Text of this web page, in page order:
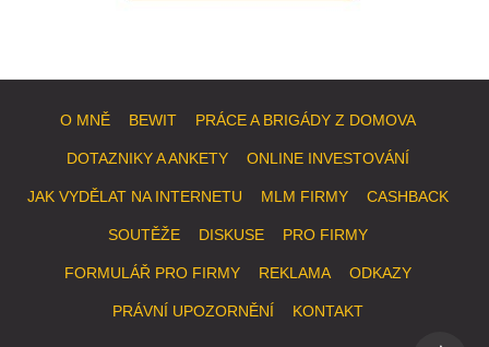
O MNĚ BEWIT PRÁCE A BRIGÁDY Z DOMOVA
DOTAZNIKY A ANKETY ONLINE INVESTOVÁNÍ
JAK VYDĚLAT NA INTERNETU MLM FIRMY CASHBACK
SOUTĚŽE DISKUSE PRO FIRMY
FORMULÁŘ PRO FIRMY REKLAMA ODKAZY
PRÁVNÍ UPOZORNĚNÍ KONTAKT